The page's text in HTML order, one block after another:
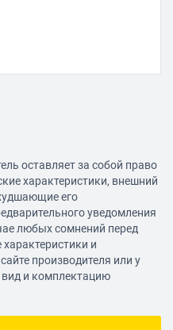
мм
10 мм
оставляет за собой право
характеристики, внешний
его
уведомления
любых сомнений перед
характеристики и
производителя или у
и комплектацию